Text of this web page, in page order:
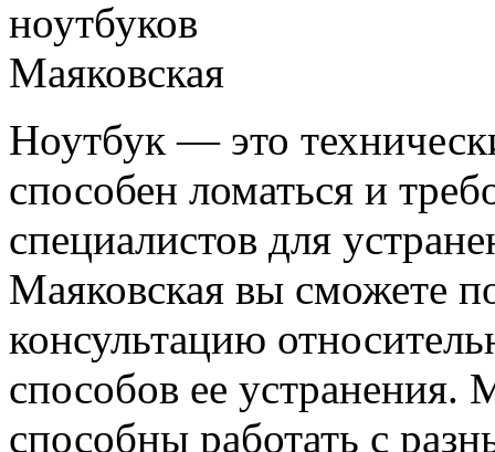
Ноутбук — это
способен ломаться и
специалистов для
Маяковская вы сможете
консультацию
способов ее устранения.
способны работать с